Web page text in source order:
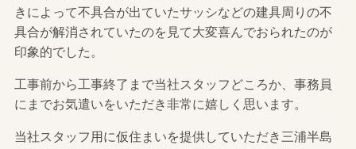
きによって不具合が出ていたサッシなどの建具周りの不
具合が解消されていたのを見て大変喜んでおられたのが
印象的でした。
工事前から工事終了まで当社スタッフどころか、事務員
にまでお気遣いをいただき非常に嬉しく思います。
当社スタッフ用に仮住まいを提供していただき三浦半島